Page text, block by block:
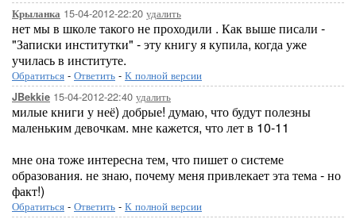
Крыланка 15-04-2012-22:20 удалить
нет мы в школе такого не проходили . Как выше писали -
"Записки институтки" - эту книгу я купила, когда уже
училась в институте.
Обратиться - Ответить - К полной версии
JBekkie 15-04-2012-22:40 удалить
милые книги у неё) добрые! думаю, что будут полезны
маленьким девочкам. мне кажется, что лет в 10-11
мне она тоже интересна тем, что пишет о системе
образования. не знаю, почему меня привлекает эта тема - но
факт!)
Обратиться - Ответить - К полной версии